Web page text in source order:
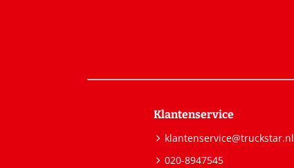
Klantenservice
klantenservice@truckstar.nl
020-8947545